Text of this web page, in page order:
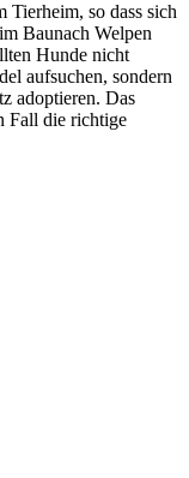
Tierheim, so dass sich
Baunach Welpen
Hunde nicht
aufsuchen, sondern
adoptieren. Das
Fall die richtige